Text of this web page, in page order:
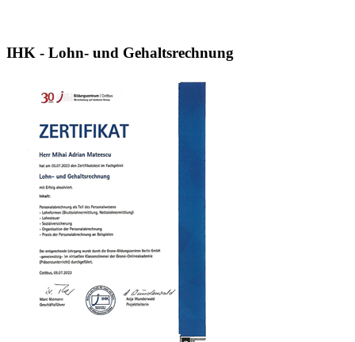
IHK - Lohn- und Gehaltsrechnung